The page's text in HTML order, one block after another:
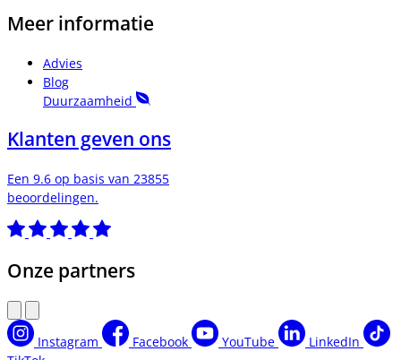
Meer informatie
Advies
Blog
Duurzaamheid
Klanten geven ons
Een 9.6 op basis van 23855
beoordelingen.
Onze partners
Instagram Facebook YouTube
LinkedIn